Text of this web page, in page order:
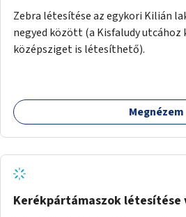
Zebra létesítése az egykori Kilián
negyed között (a Kisfaludy utcához
középsziget is létesíthető).
Megnézem
Kerékpártámaszok létesítése